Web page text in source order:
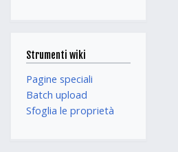
Strumenti wiki
Pagine speciali
Batch upload
Sfoglia le proprietà